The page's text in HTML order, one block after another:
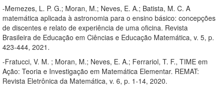
-Memezes, L. P. G.; Moran, M.; Neves, E. A.; Batista, M. C. A
matemática aplicada à astronomia para o ensino básico: concepções
de discentes e relato de experiência de uma oficina. Revista
Brasileira de Educação em Ciências e Educação Matemática, v. 5, p.
423-444, 2021.
-Fratucci, V. M. ; Moran, M.; Neves, E. A.; Ferrariol, T. F., TIME em
Ação: Teoria e Investigação em Matemática Elementar. REMAT:
Revista Eletrônica da Matemática, v. 6, p. 1-14, 2020.